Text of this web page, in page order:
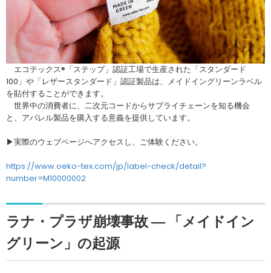
エコテックス®「ステップ」認証工場で生産された「スタンダード
100」や「レザースタンダード」認証製品は、メイドイングリーンラベル
を貼付することができます。
世界中の消費者に、二次元コードからサプライチェーンを知る機会
と、アパレル製品を購入する意義を提供しています。
▶実際のウェブページへアクセスし、ご体験ください。
https://www.oeko-tex.com/jp/label-check/detail?
number=M10000002
ラナ・プラザ崩壊事故 ― 「メイドイン
グリーン」の起源